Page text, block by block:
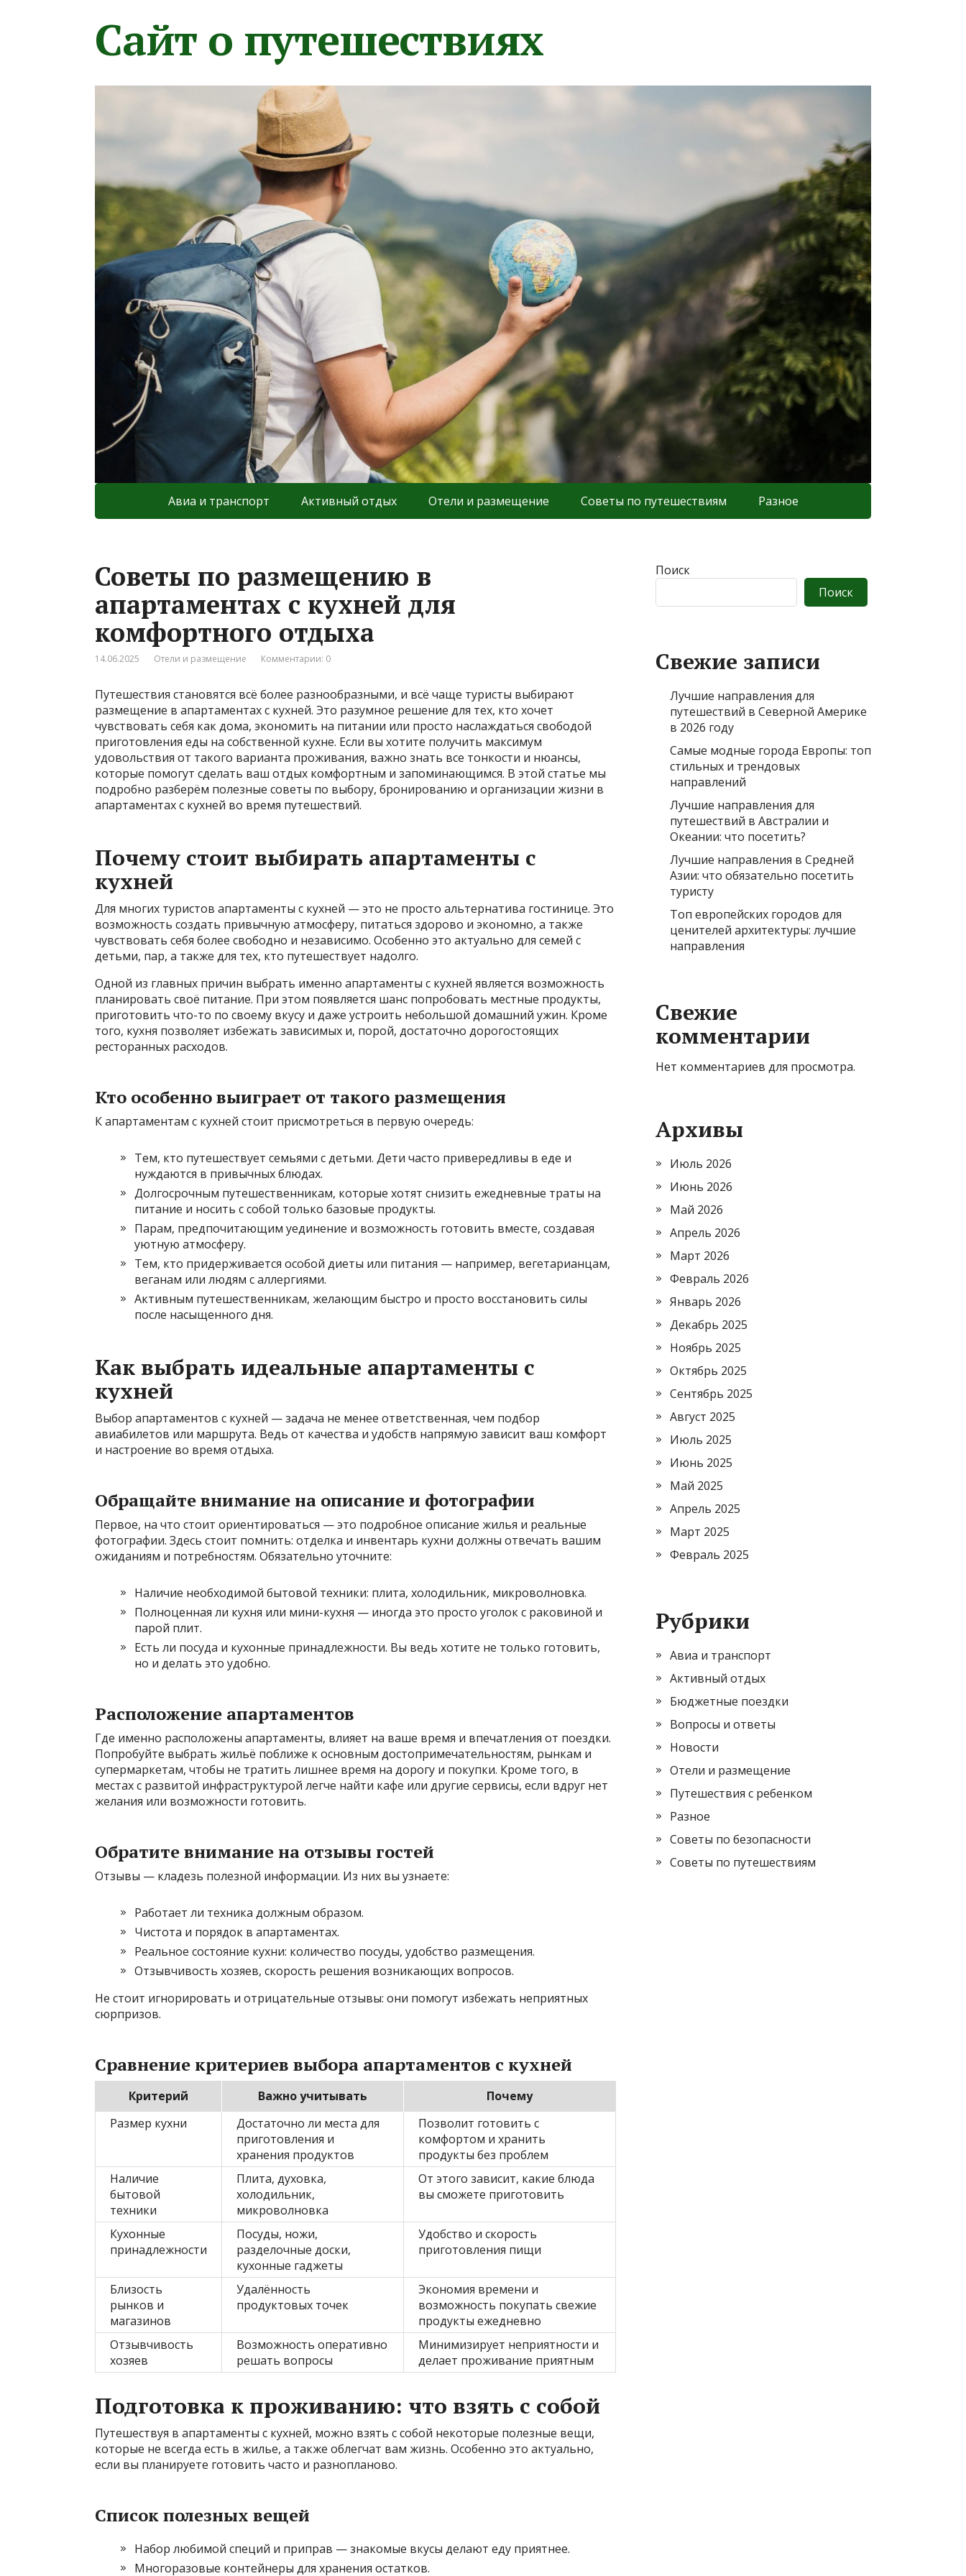
Сайт о путешествиях
Авиа и транспорт Активный отдых Отели и размещение Советы по путешествиям Разное
Советы по размещению в
апартаментах с кухней для
комфортного отдыха
14.06.2025 Отели и размещение Комментарии: 0
Путешествия становятся всё более разнообразными, и всё чаще туристы выбирают
размещение в апартаментах с кухней. Это разумное решение для тех, кто хочет
чувствовать себя как дома, экономить на питании или просто наслаждаться свободой
приготовления еды на собственной кухне. Если вы хотите получить максимум
удовольствия от такого варианта проживания, важно знать все тонкости и нюансы,
которые помогут сделать ваш отдых комфортным и запоминающимся. В этой статье мы
подробно разберём полезные советы по выбору, бронированию и организации жизни в
апартаментах с кухней во время путешествий.
Почему стоит выбирать апартаменты с
кухней
Для многих туристов апартаменты с кухней — это не просто альтернатива гостинице. Это
возможность создать привычную атмосферу, питаться здорово и экономно, а также
чувствовать себя более свободно и независимо. Особенно это актуально для семей с
детьми, пар, а также для тех, кто путешествует надолго.
Одной из главных причин выбрать именно апартаменты с кухней является возможность
планировать своё питание. При этом появляется шанс попробовать местные продукты,
приготовить что-то по своему вкусу и даже устроить небольшой домашний ужин. Кроме
того, кухня позволяет избежать зависимых и, порой, достаточно дорогостоящих
ресторанных расходов.
Кто особенно выиграет от такого размещения
К апартаментам с кухней стоит присмотреться в первую очередь:
Тем, кто путешествует семьями с детьми. Дети часто привередливы в еде и
нуждаются в привычных блюдах.
Долгосрочным путешественникам, которые хотят снизить ежедневные траты на
питание и носить с собой только базовые продукты.
Парам, предпочитающим уединение и возможность готовить вместе, создавая
уютную атмосферу.
Тем, кто придерживается особой диеты или питания — например, вегетарианцам,
веганам или людям с аллергиями.
Активным путешественникам, желающим быстро и просто восстановить силы
после насыщенного дня.
Как выбрать идеальные апартаменты с
кухней
Выбор апартаментов с кухней — задача не менее ответственная, чем подбор
авиабилетов или маршрута. Ведь от качества и удобств напрямую зависит ваш комфорт
и настроение во время отдыха.
Обращайте внимание на описание и фотографии
Первое, на что стоит ориентироваться — это подробное описание жилья и реальные
фотографии. Здесь стоит помнить: отделка и инвентарь кухни должны отвечать вашим
ожиданиям и потребностям. Обязательно уточните:
Наличие необходимой бытовой техники: плита, холодильник, микроволновка.
Полноценная ли кухня или мини-кухня — иногда это просто уголок с раковиной и
парой плит.
Есть ли посуда и кухонные принадлежности. Вы ведь хотите не только готовить,
но и делать это удобно.
Расположение апартаментов
Где именно расположены апартаменты, влияет на ваше время и впечатления от поездки.
Попробуйте выбрать жильё поближе к основным достопримечательностям, рынкам и
супермаркетам, чтобы не тратить лишнее время на дорогу и покупки. Кроме того, в
местах с развитой инфраструктурой легче найти кафе или другие сервисы, если вдруг нет
желания или возможности готовить.
Обратите внимание на отзывы гостей
Отзывы — кладезь полезной информации. Из них вы узнаете:
Работает ли техника должным образом.
Чистота и порядок в апартаментах.
Реальное состояние кухни: количество посуды, удобство размещения.
Отзывчивость хозяев, скорость решения возникающих вопросов.
Не стоит игнорировать и отрицательные отзывы: они помогут избежать неприятных
сюрпризов.
Сравнение критериев выбора апартаментов с кухней
Критерий Важно учитывать
Почему
Размер кухни
Достаточно ли места для
приготовления и
хранения продуктов
Позволит готовить с
комфортом и хранить
продукты без проблем
Наличие
бытовой
техники
Плита, духовка,
холодильник,
микроволновка
От этого зависит, какие блюда
вы сможете приготовить
Кухонные
принадлежности
Посуды, ножи,
разделочные доски,
кухонные гаджеты
Удобство и скорость
приготовления пищи
Близость
рынков и
магазинов
Удалённость
продуктовых точек
Экономия времени и
возможность покупать свежие
продукты ежедневно
Отзывчивость
хозяев
Возможность оперативно
решать вопросы
Минимизирует неприятности и
делает проживание приятным
Подготовка к проживанию: что взять с собой
Путешествуя в апартаменты с кухней, можно взять с собой некоторые полезные вещи,
которые не всегда есть в жилье, а также облегчат вам жизнь. Особенно это актуально,
если вы планируете готовить часто и разнопланово.
Список полезных вещей
Набор любимой специй и приправ — знакомые вкусы делают еду приятнее.
Многоразовые контейнеры для хранения остатков.
Поиск
Поиск
Свежие записи
Лучшие направления для
путешествий в Северной Америке
в 2026 году
Самые модные города Европы: топ
стильных и трендовых
направлений
Лучшие направления для
путешествий в Австралии и
Океании: что посетить?
Лучшие направления в Средней
Азии: что обязательно посетить
туристу
Топ европейских городов для
ценителей архитектуры: лучшие
направления
Свежие
комментарии
Нет комментариев для просмотра.
Архивы
Июль 2026
Июнь 2026
Май 2026
Апрель 2026
Март 2026
Февраль 2026
Январь 2026
Декабрь 2025
Ноябрь 2025
Октябрь 2025
Сентябрь 2025
Август 2025
Июль 2025
Июнь 2025
Май 2025
Апрель 2025
Март 2025
Февраль 2025
Рубрики
Авиа и транспорт
Активный отдых
Бюджетные поездки
Вопросы и ответы
Новости
Отели и размещение
Путешествия с ребенком
Разное
Советы по безопасности
Советы по путешествиям